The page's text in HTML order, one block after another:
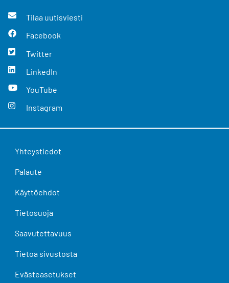
Tilaa uutisviesti
Facebook
Twitter
LinkedIn
YouTube
Instagram
Yhteystiedot
Palaute
Käyttöehdot
Tietosuoja
Saavutettavuus
Tietoa sivustosta
Evästeasetukset